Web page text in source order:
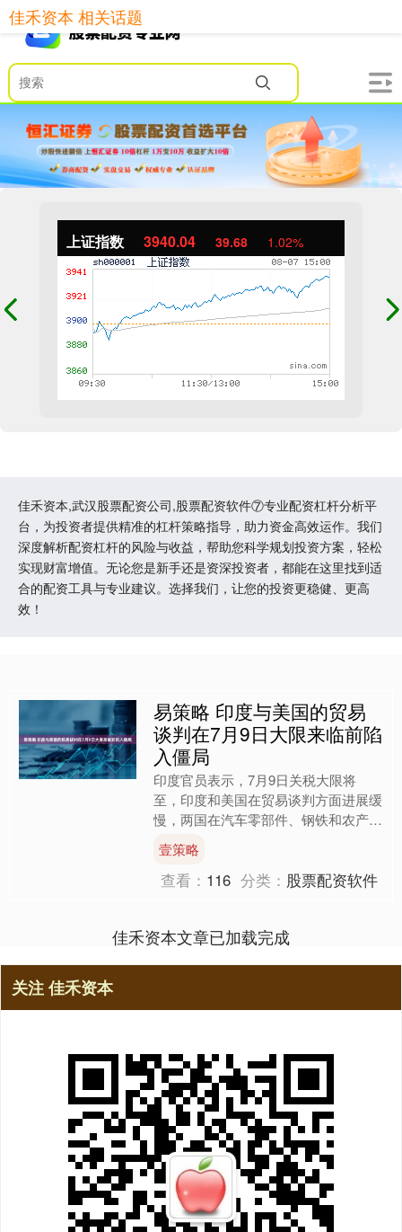
上证指数 3940.04 39.68 1.02%
佳禾资本,武汉股票配资公司,股票配资软件⑦专业配资杠杆分析平
台，为投资者提供精准的杠杆策略指导，助力资金高效运作。我们
深度解析配资杠杆的风险与收益，帮助您科学规划投资方案，轻松
实现财富增值。无论您是新手还是资深投资者，都能在这里找到适
合的配资工具与专业建议。选择我们，让您的投资更稳健、更高
效！
佳禾资本 相关话题
易策略 印度与美国的贸易
谈判在7月9日大限来临前陷
入僵局
印度官员表示，7月9日关税大限将
至，印度和美国在贸易谈判方面进展缓
慢，两国在汽车零部件、钢铁和农产品
进口关税等问题上存在分歧。 三名官
员表示，印度希望美国收回定....
壹策略
查看： 116 分类： 股票配资软件
佳禾资本文章已加载完成
关注 佳禾资本